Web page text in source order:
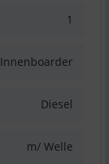
1
Innenboarder
Diesel
m/ Welle